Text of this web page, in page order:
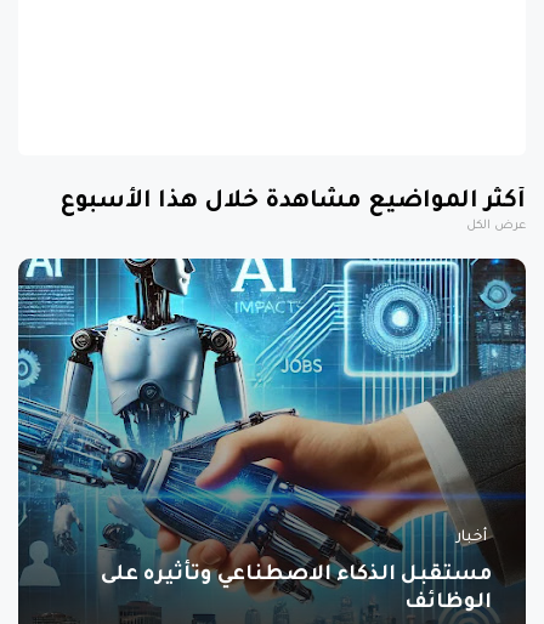
أكثر المواضيع مشاهدة خلال هذا الأسبوع
عرض الكل
أخبار
مستقبل الذكاء الاصطناعي وتأثيره على
الوظائف